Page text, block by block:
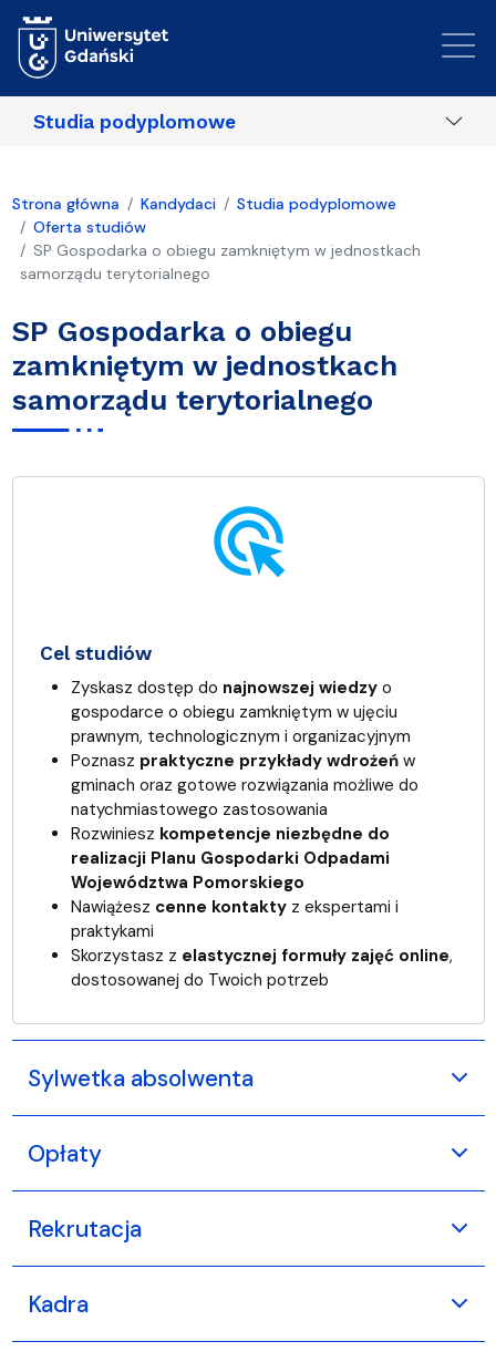
Studia podyplomowe
Strona główna Kandydaci
Studia podyplomowe
Oferta studiów
SP Gospodarka o obiegu zamkniętym w jednostkach
samorządu terytorialnego
SP Gospodarka o obiegu
zamkniętym w jednostkach
samorządu terytorialnego
ads_click
Cel studiów
Zyskasz dostęp do najnowszej wiedzy o
gospodarce o obiegu zamkniętym w ujęciu
prawnym, technologicznym i organizacyjnym
Poznasz praktyczne przykłady wdrożeń w
gminach oraz gotowe rozwiązania możliwe do
natychmiastowego zastosowania
Rozwiniesz kompetencje niezbędne do
realizacji Planu Gospodarki Odpadami
Województwa Pomorskiego
Nawiążesz cenne kontakty z ekspertami i
praktykami
Skorzystasz z elastycznej formuły zajęć online,
dostosowanej do Twoich potrzeb
Sylwetka absolwenta
Opłaty
Rekrutacja
Kadra